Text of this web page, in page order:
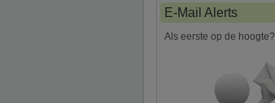
E-Mail Alerts
Als eerste op de hoogte?